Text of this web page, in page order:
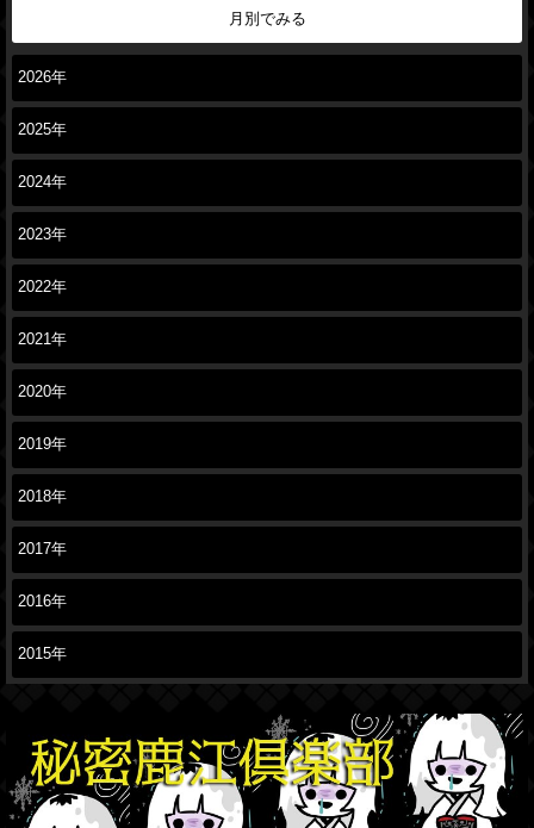
月別でみる
2026年
2025年
2024年
2023年
2022年
2021年
2020年
2019年
2018年
2017年
2016年
2015年